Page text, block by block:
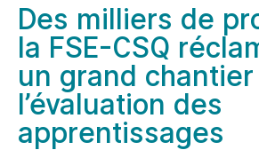
Des milliers de
la FSE-CSQ
un grand
l’évaluation des
apprentissages